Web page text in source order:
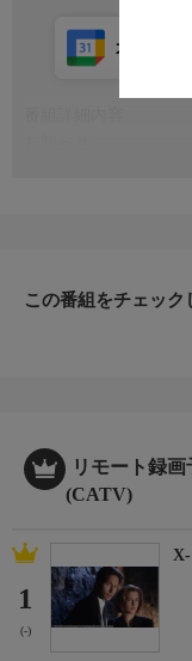
カレンダ
＊ライブ放送につき
この番組をチェック
リモート録
(CATV)
1
(-)